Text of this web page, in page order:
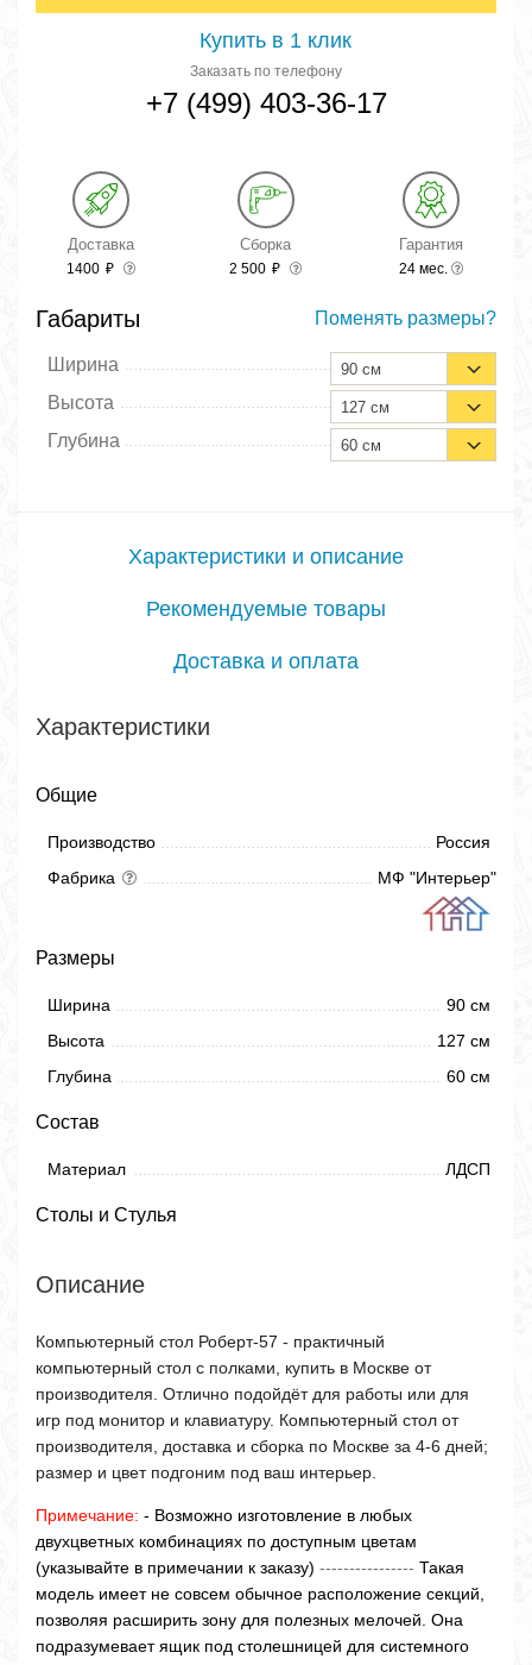
Купить в 1 клик
Заказать по телефону
+7 (499) 403-36-17
Доставка
1400 ₽
Сборка
2 500 ₽
Гарантия
24 мес.
Габариты Поменять размеры?
Ширина 90 см
Высота 127 см
Глубина 60 см
Характеристики и описание
Рекомендуемые товары
Доставка и оплата
Характеристики
Общие
Производство
Россия
Фабрика
МФ "Интерьер"
Размеры
Ширина
90 см
Высота
127 см
Глубина
60 см
Состав
Материал ЛДСП
Столы и Стулья
Описание
Компьютерный стол Роберт-57 - практичный
компьютерный стол с полками, купить в Москве от
производителя. Отлично подойдёт для работы или для
игр под монитор и клавиатуру. Компьютерный стол от
производителя, доставка и сборка по Москве за 4-6 дней;
размер и цвет подгоним под ваш интерьер.
Примечание: - Возможно изготовление в любых
двухцветных комбинациях по доступным цветам
(указывайте в примечании к заказу) ---------------- Такая
модель имеет не совсем обычное расположение секций,
позволяя расширить зону для полезных мелочей. Она
подразумевает ящик под столешницей для системного